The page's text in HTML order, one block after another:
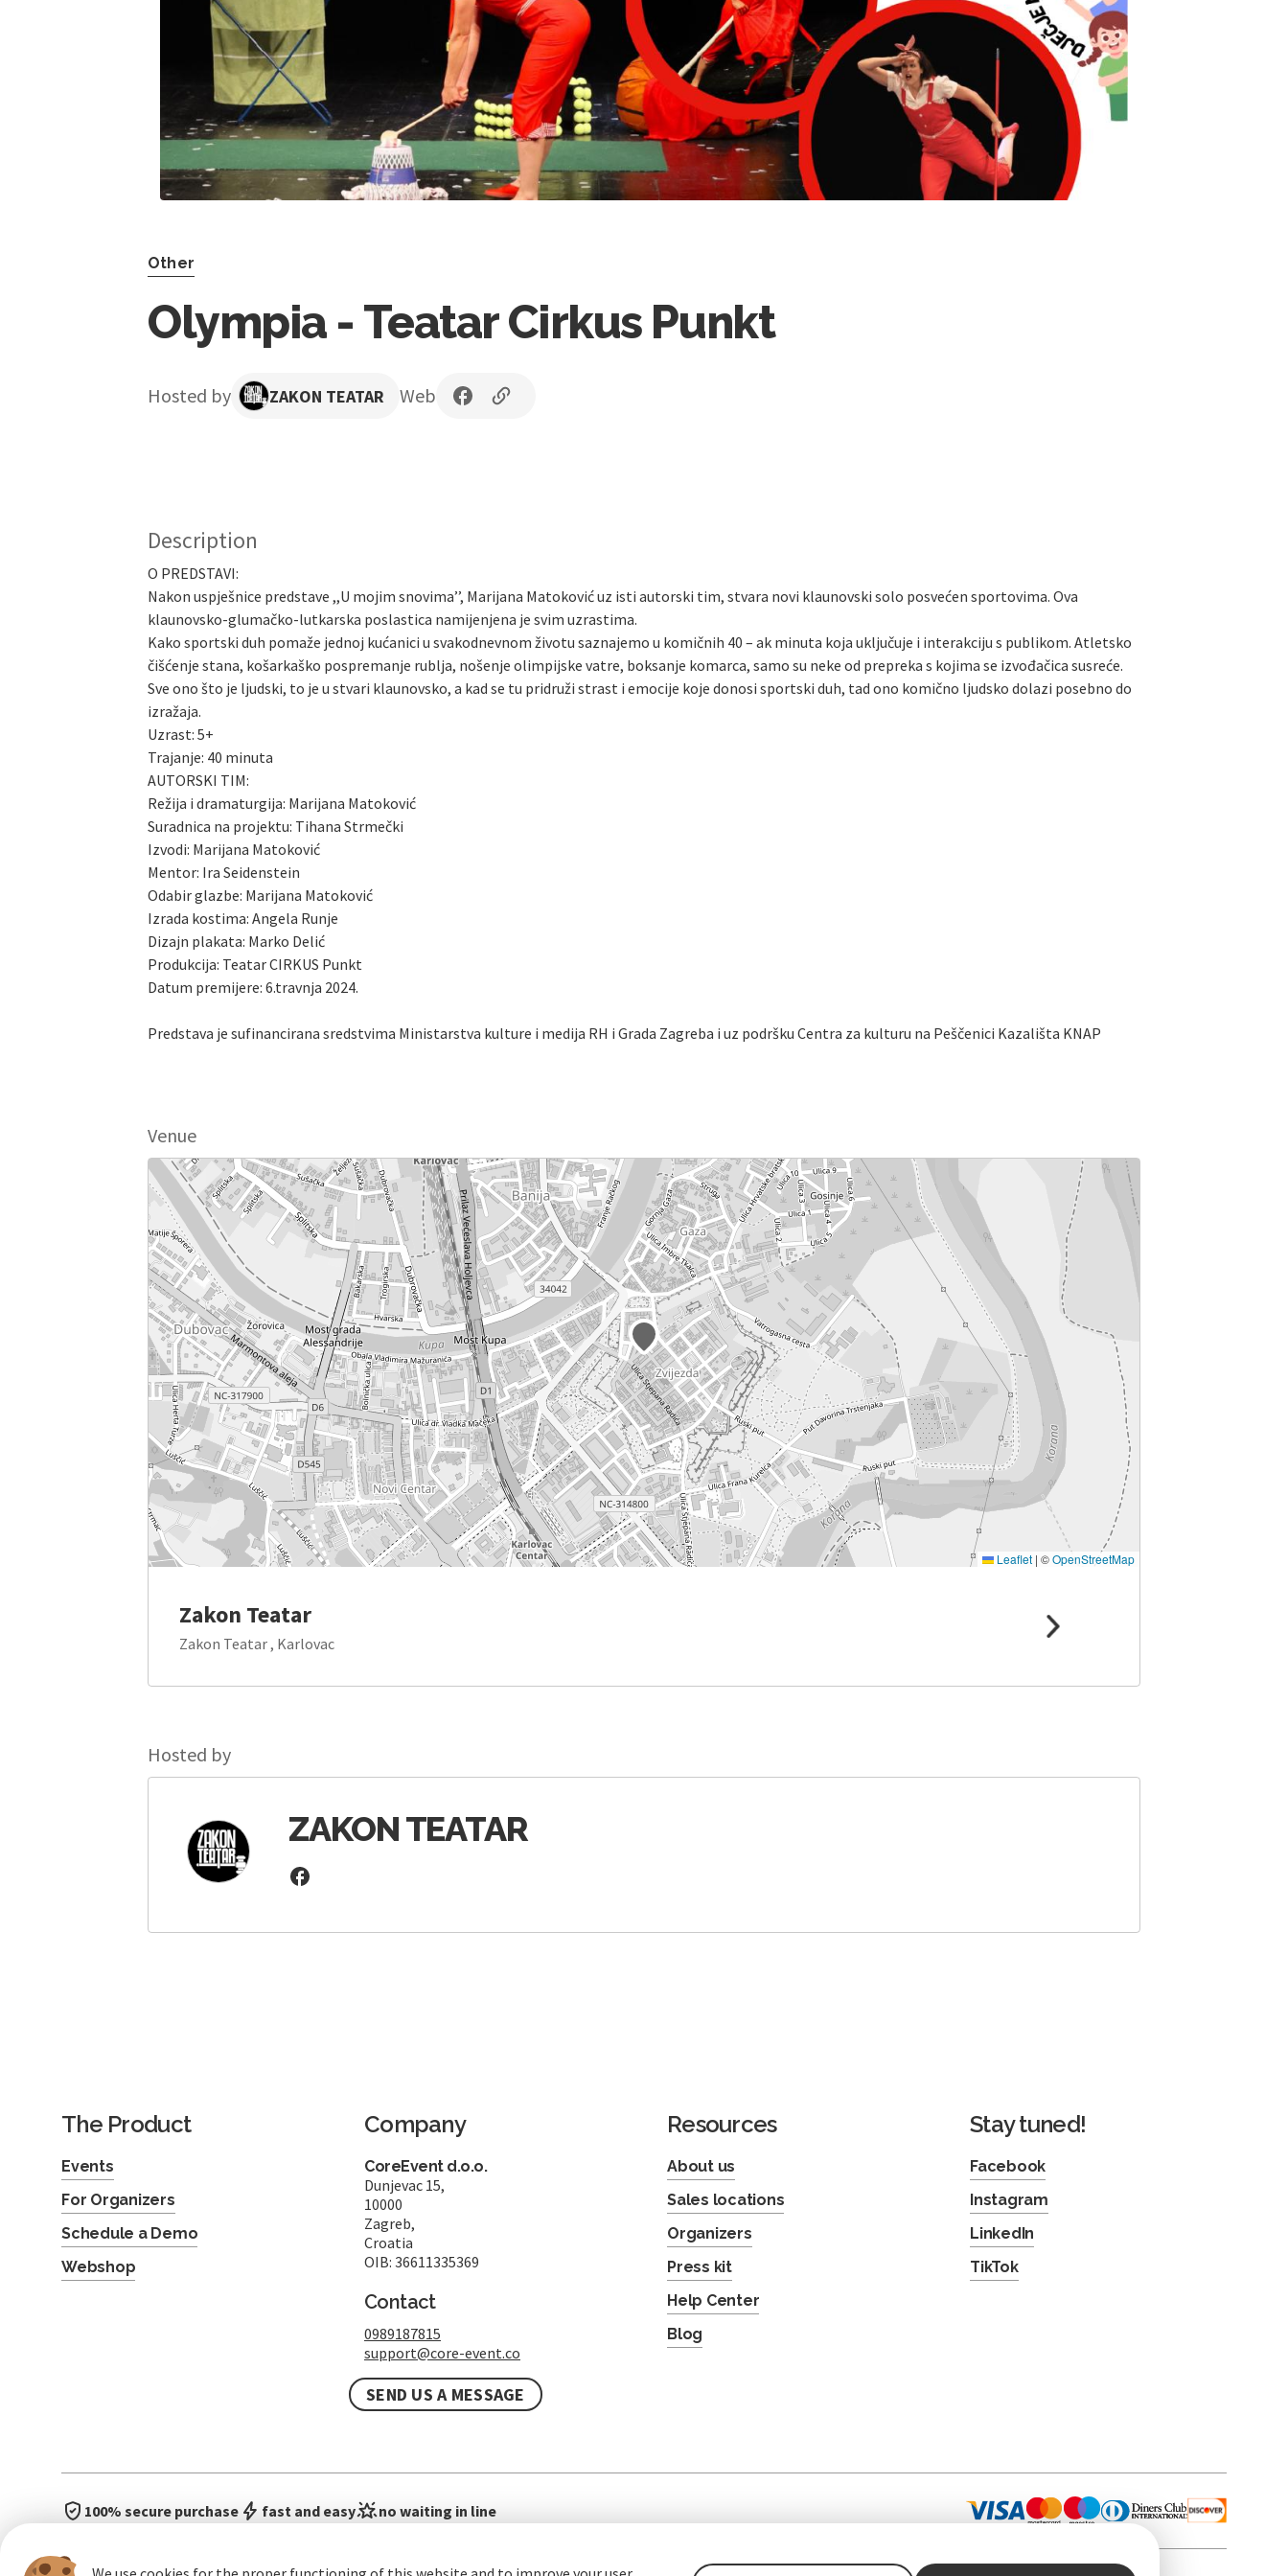
Other
Olympia - Teatar Cirkus Punkt
Hosted by ZAKON TEATAR Web
Description
O PREDSTAVI:
Nakon uspješnice predstave ,,U mojim snovima’’, Marijana Matoković uz isti autorski tim, stvara novi klaunovski solo posvećen sportovima. Ova
klaunovsko-glumačko-lutkarska poslastica namijenjena je svim uzrastima.
Kako sportski duh pomaže jednoj kućanici u svakodnevnom životu saznajemo u komičnih 40 – ak minuta koja uključuje i interakciju s publikom. Atletsko
čišćenje stana, košarkaško pospremanje rublja, nošenje olimpijske vatre, boksanje komarca, samo su neke od prepreka s kojima se izvođačica susreće.
Sve ono što je ljudski, to je u stvari klaunovsko, a kad se tu pridruži strast i emocije koje donosi sportski duh, tad ono komično ljudsko dolazi posebno do
izražaja.
Uzrast: 5+
Trajanje: 40 minuta
AUTORSKI TIM:
Režija i dramaturgija: Marijana Matoković
Suradnica na projektu: Tihana Strmečki
Izvodi: Marijana Matoković
Mentor: Ira Seidenstein
Odabir glazbe: Marijana Matoković
Izrada kostima: Angela Runje
Dizajn plakata: Marko Delić
Produkcija: Teatar CIRKUS Punkt
Datum premijere: 6.travnja 2024.
Predstava je sufinancirana sredstvima Ministarstva kulture i medija RH i Grada Zagreba i uz podršku Centra za kulturu na Peščenici Kazališta KNAP
Venue
Leaflet | ©OpenStreetMap
Zakon Teatar
Zakon Teatar , Karlovac
Hosted by
ZAKON TEATAR
The Product
Events
For Organizers
Schedule a Demo
Webshop
Company
CoreEvent d.o.o.
Dunjevac 15,
10000
Zagreb,
Croatia
OIB: 36611335369
Contact
0989187815
support@core-event.co
SEND US A MESSAGE
Resources
About us
Sales locations
Organizers
Press kit
Help Center
Blog
Stay tuned!
Facebook
Instagram
LinkedIn
TikTok
100% secure purchase fast and easy no waiting in line